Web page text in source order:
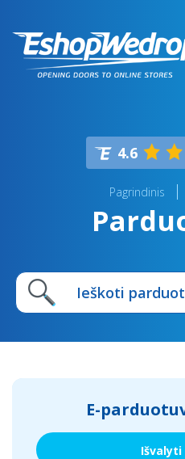
4.6
Pagrindinis
E-